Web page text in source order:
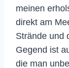
meinen
direkt am
Strände und
Gegend ist
die man